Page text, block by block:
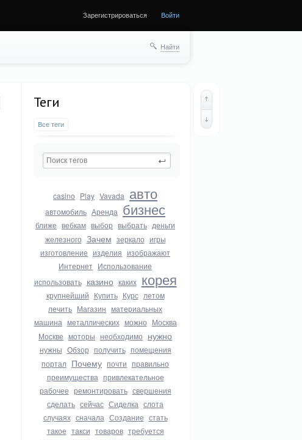
Зарегистрироваться Войти
Найти
Теги
Все теги
casino Play Vavada авто
автомобиль Аренда бизнес
ближе вебкам выбор выбрать деньги
железного Зачем зеркало игры
изготовление изделия изображают
Интернет Использование
использовать казино каких корея
крупнейший Купить Курс летом
лечить Магазин материальных
машина металлических можно Москва
Москве моторы необходимо нужно
нужны Обзор получить помещения
портал Почему почти правильно
преимущества привлекательное
рабочее ремонтировать свершения
сделать сейчас Сиделка слота
случаях сначала Создание стать
такое такси товаров требуется